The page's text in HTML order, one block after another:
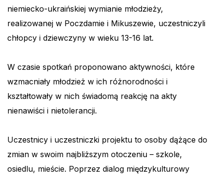
niemiecko-ukraińskiej wymianie młodzieży,
realizowanej w Poczdamie i Mikuszewie, uczestniczyli
chłopcy i dziewczyny w wieku 13-16 lat.
W czasie spotkań proponowano aktywności, które
wzmacniały młodzież w ich różnorodności i
kształtowały w nich świadomą reakcję na akty
nienawiści i nietolerancji.
Uczestnicy i uczestniczki projektu to osoby dążące do
zmian w swoim najbliższym otoczeniu – szkole,
osiedlu, mieście. Poprzez dialog międzykulturowy